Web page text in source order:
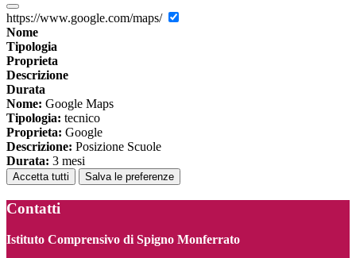
https://www.google.com/maps/
Nome
Tipologia
Proprieta
Descrizione
Durata
Nome: Google Maps
Tipologia: tecnico
Proprieta: Google
Descrizione: Posizione Scuole
Durata: 3 mesi
Accetta tutti Salva le preferenze
Contatti
Istituto Comprensivo di Spigno Monferrato